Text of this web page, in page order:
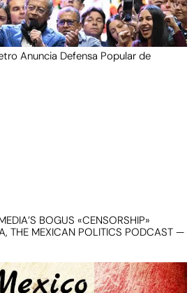
Anuncia Defensa Popular de
BOGUS «CENSORSHIP»
THE MEXICAN POLITICS PODCAST —